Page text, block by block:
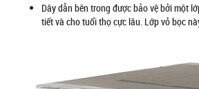
Dây dẫn bên trong được bảo vệ bởi một
tiết và cho tuổi thọ cực lâu. Lớp vỏ bọc